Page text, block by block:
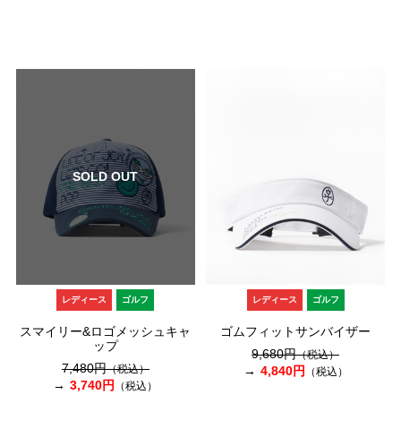
SOLD OUT
レディース ゴルフ
スマイリー&ロゴメッシュキャ
ップ
7,480円（税込）
3,740円 （税込）
レディース ゴルフ
ゴムフィットサンバイザー
9,680円（税込）
4,840円 （税込）